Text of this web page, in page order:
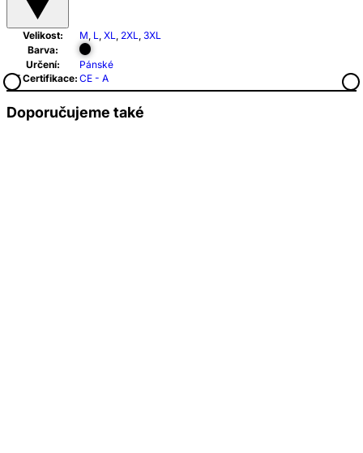
Velikost: M, L, XL, 2XL, 3XL
Barva:
Určení:
Pánské
CE Certifikace: CE - A
Doporučujeme také